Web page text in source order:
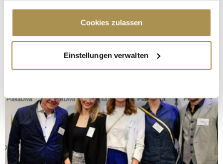
Cookie-Erklärung oder durch Klicken auf das Privacy
Trigger Symbol ändern oder widerrufen
Informationen über Ihre geografische Lage
erfassen, welche bis auf einige Meter genau sein
bestimmten Merkmalen (Fingerprinting) identifizieren
Erfahren Sie mehr darüber, wie Ihre persönlichen Daten
verarbeitet werden, und legen Sie Ihre Präferenzen im
Abschnitt Einzelheiten
fest.
Cookies zulassen
Einstellungen verwalten